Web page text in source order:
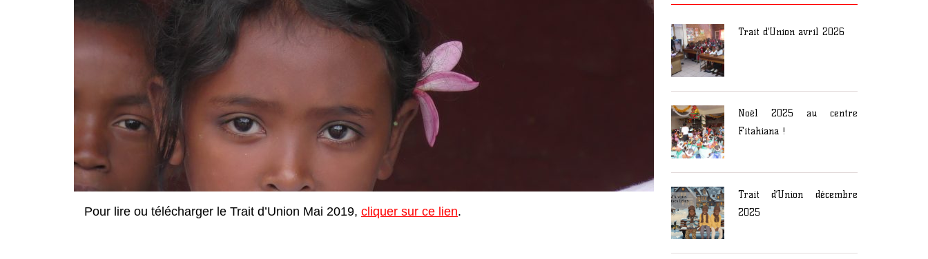
Pour lire ou télécharger le Trait d’Union Mai 2019, cliquer sur ce lien.
Trait d’Union avril 2026
Noël 2025 au centre
Fitahiana !
Trait d’Union décembre
2025